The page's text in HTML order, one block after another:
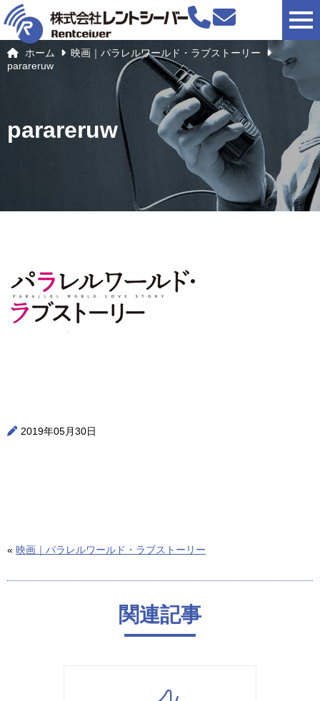
ホーム
映画｜パラレルワールド・ラブストーリー
parareruw
parareruw
2019年05月30日
« 映画｜パラレルワールド・ラブストーリー
関連記事